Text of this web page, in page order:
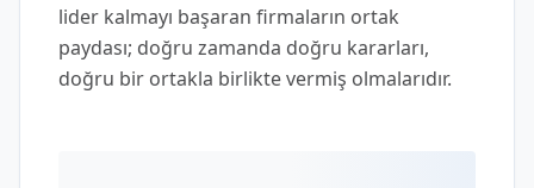
lider kalmayı başaran firmaların ortak
paydası; doğru zamanda doğru kararları,
doğru bir ortakla birlikte vermiş olmalarıdır.